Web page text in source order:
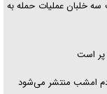
خلبان عملیات حمله به
پر است
امشب منتشر می‌شود